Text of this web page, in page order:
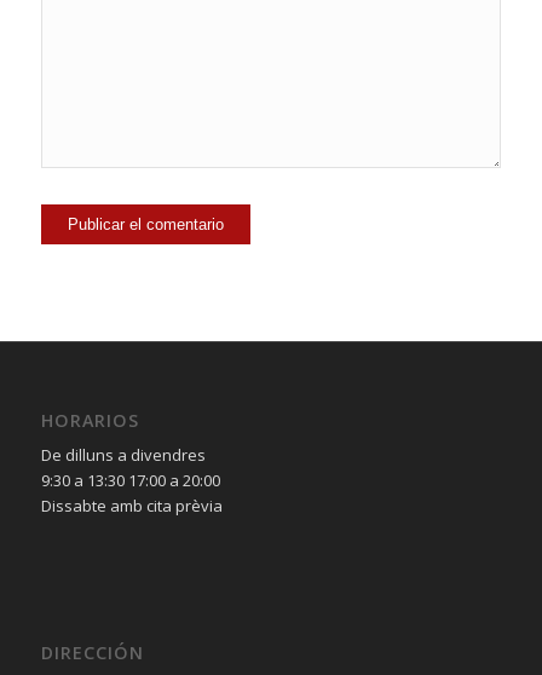
HORARIOS
De dilluns a divendres
9:30 a 13:30 17:00 a 20:00
Dissabte amb cita prèvia
DIRECCIÓN